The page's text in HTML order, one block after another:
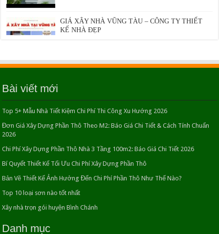
GIÁ XÂY NHÀ VŨNG TÀU – CÔNG TY THIẾT
KẾ NHÀ ĐẸP
Top 10 loại sơn nào tốt nhất
Mẫu thiết kế căn bếp hoàn hảo cho những căn nhà
Xây Nhà
30/06/2016
Thiết kế kiến trúc nhà đẹp 2 tầng hiện đại và cổ điển
Bài viết mới
Top 5+ Mẫu Nhà Tiết Kiệm Chi Phí Thi Công Xu Hướng 2026
Đơn Giá Xây Dựng Phần Thô Theo M2: Báo Giá Chi Tiết & Cách Tính Chuẩn
2026
Chi Phí Xây Dựng Phần Thô Nhà 3 Tầng 100m2: Báo Giá Chi Tiết 2026
Bí Quyết Thiết Kế Tối Ưu Chi Phí Xây Dựng Phần Thô
Bản Vẽ Thiết Kế Ảnh Hưởng Đến Chi Phí Phần Thô Như Thế Nào?
Top 10 loại sơn nào tốt nhất
Xây nhà trọn gói huyện Bình Chánh
Danh mục